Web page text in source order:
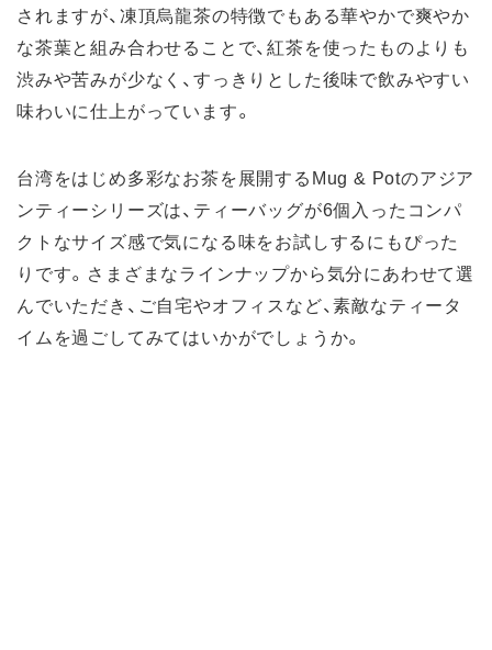
されますが、凍頂烏龍茶の特徴でもある華やかで爽やか
な茶葉と組み合わせることで、紅茶を使ったものよりも
渋みや苦みが少なく、すっきりとした後味で飲みやすい
味わいに仕上がっています。
台湾をはじめ多彩なお茶を展開するMug & Potのアジア
ンティーシリーズは、ティーバッグが6個入ったコンパ
クトなサイズ感で気になる味をお試しするにもぴった
りです。さまざまなラインナップから気分にあわせて選
んでいただき、ご自宅やオフィスなど、素敵なティータ
イムを過ごしてみてはいかがでしょうか。